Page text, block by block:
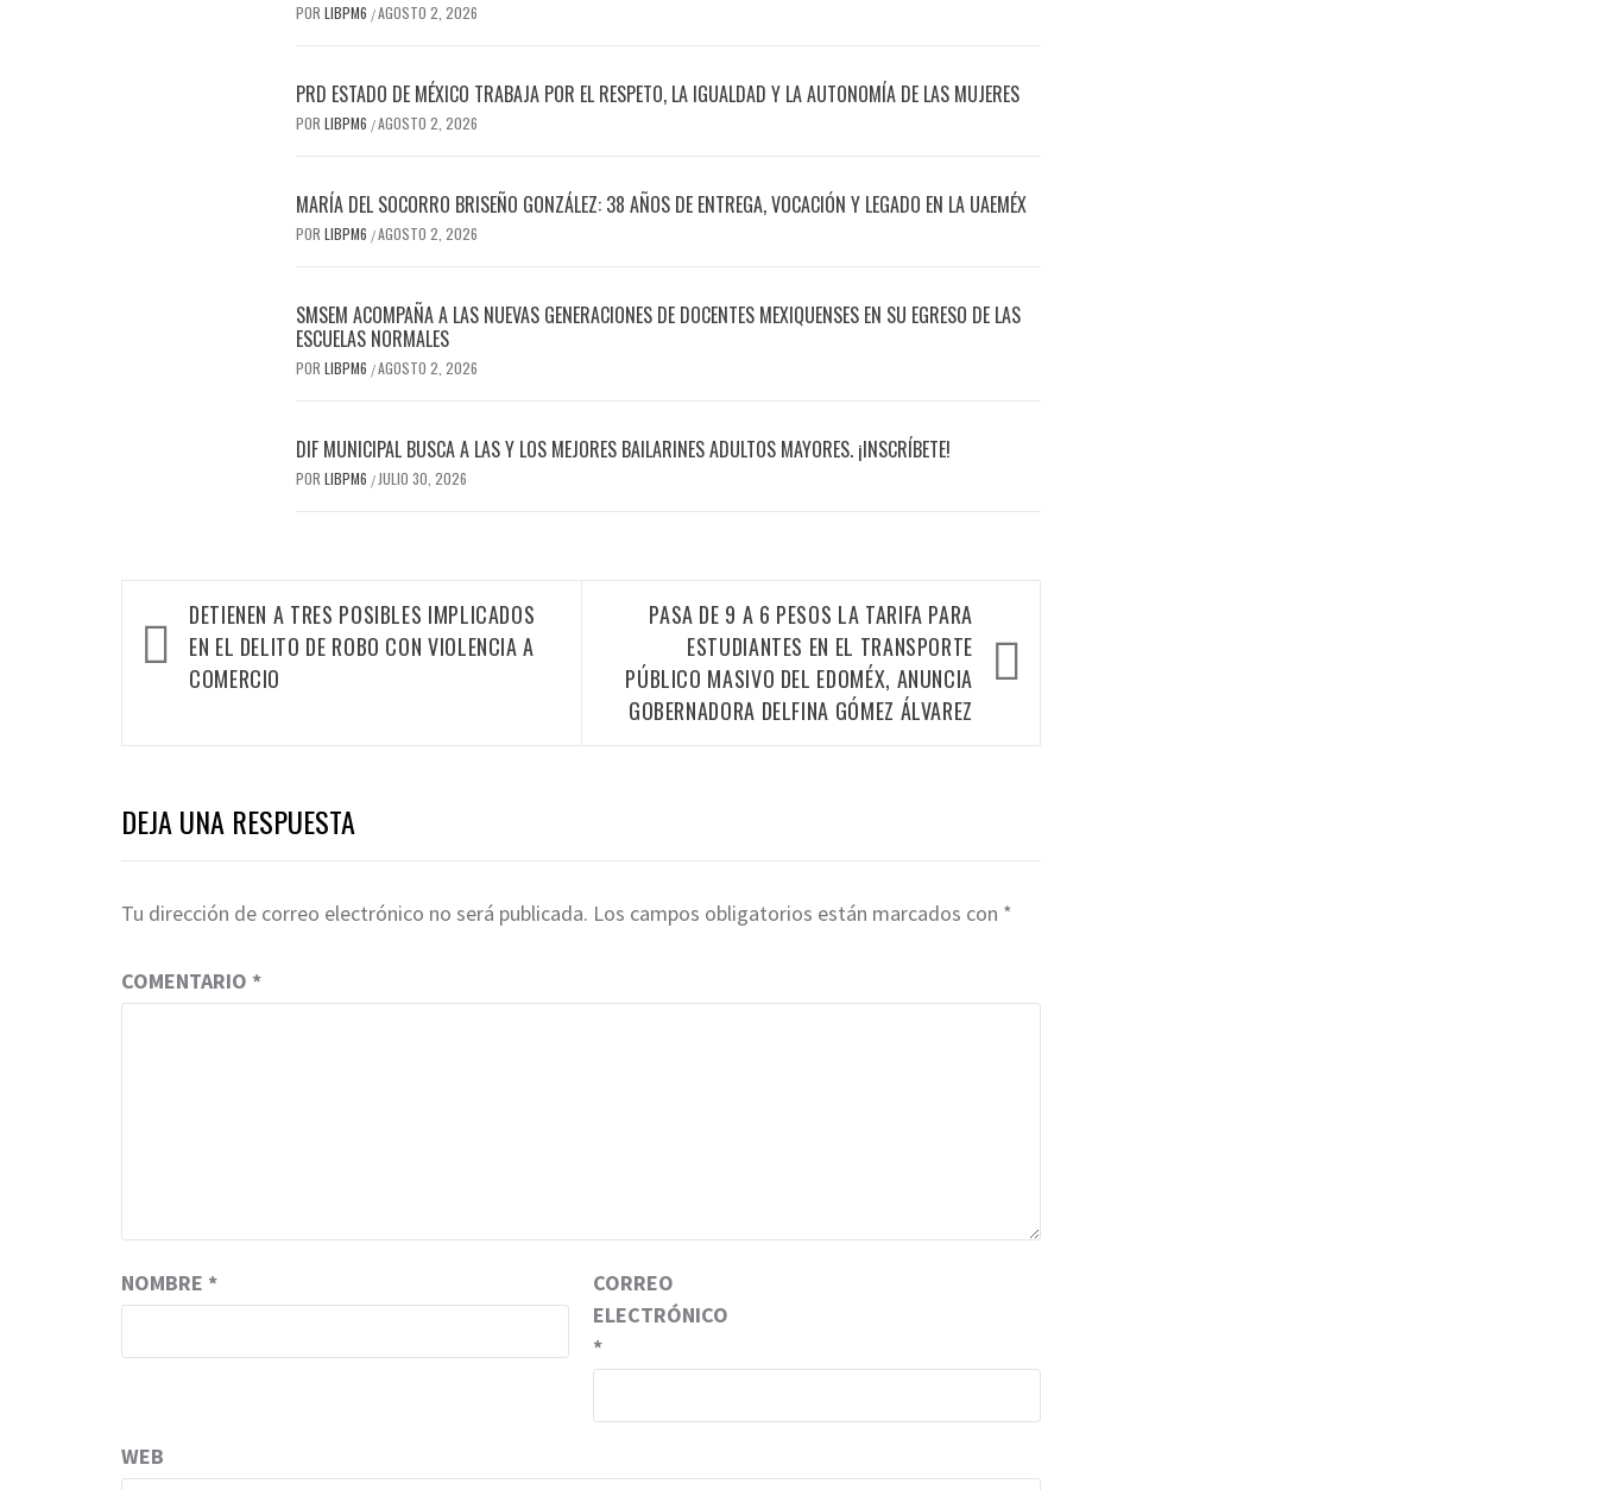
POR LIBPM6 /AGOSTO 2, 2026
PRD ESTADO DE MÉXICO TRABAJA POR EL RESPETO, LA IGUALDAD Y LA AUTONOMÍA DE LAS MUJERES
POR LIBPM6 /AGOSTO 2, 2026
MARÍA DEL SOCORRO BRISEÑO GONZÁLEZ: 38 AÑOS DE ENTREGA, VOCACIÓN Y LEGADO EN LA UAEMÉX
POR LIBPM6 /AGOSTO 2, 2026
SMSEM ACOMPAÑA A LAS NUEVAS GENERACIONES DE DOCENTES MEXIQUENSES EN SU EGRESO DE LAS
ESCUELAS NORMALES
POR LIBPM6 /AGOSTO 2, 2026
DIF MUNICIPAL BUSCA A LAS Y LOS MEJORES BAILARINES ADULTOS MAYORES. ¡INSCRÍBETE!
POR LIBPM6 / JULIO 30, 2026
DETIENEN A TRES POSIBLES IMPLICADOS
EN EL DELITO DE ROBO CON VIOLENCIA A
COMERCIO
PASA DE 9 A 6 PESOS LA TARIFA PARA
ESTUDIANTES EN EL TRANSPORTE
PÚBLICO MASIVO DEL EDOMÉX, ANUNCIA
GOBERNADORA DELFINA GÓMEZ ÁLVAREZ
DEJA UNA RESPUESTA
Tu dirección de correo electrónico no será publicada. Los campos obligatorios están marcados con *
COMENTARIO *
NOMBRE *
CORREO
ELECTRÓNICO
*
WEB